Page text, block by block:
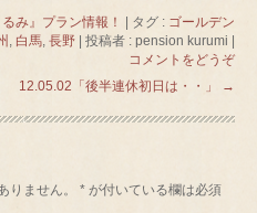
るみ』プラン情報！ タグ : ゴールデン
, 白馬, 長野 投稿者 : pension kurumi
コメントをどうぞ
12.05.02「後半連休初日は・・」 →
りません。 * が付いている欄は必須